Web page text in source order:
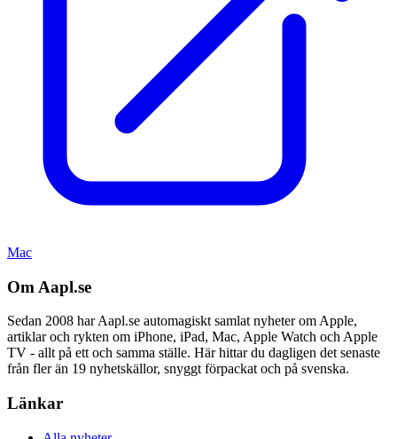
Mac
Om Aapl.se
Sedan 2008 har Aapl.se automagiskt samlat nyheter om Apple,
artiklar och rykten om iPhone, iPad, Mac, Apple Watch och Apple
TV - allt på ett och samma ställe. Här hittar du dagligen det senaste
från fler än 19 nyhetskällor, snyggt förpackat och på svenska.
Länkar